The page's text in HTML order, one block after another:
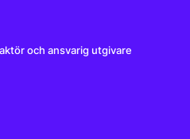
och ansvarig utgivare